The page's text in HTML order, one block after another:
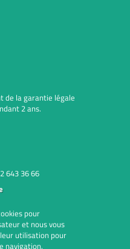
de la garantie légale
2 ans.
643 36 66
pour
et nous vous
utilisation pour
navigation.